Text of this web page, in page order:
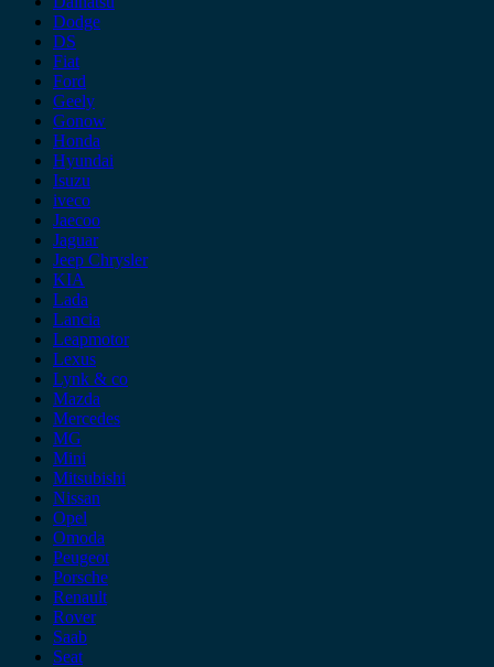
Dodge
DS
Fiat
Ford
Geely
Gonow
Honda
Hyundai
Isuzu
iveco
Jaecoo
Jaguar
Jeep Chrysler
KIA
Lada
Lancia
Leapmotor
Lexus
Lynk & co
Mazda
Mercedes
MG
Mini
Mitsubishi
Nissan
Opel
Omoda
Peugeot
Porsche
Renault
Rover
Saab
Seat